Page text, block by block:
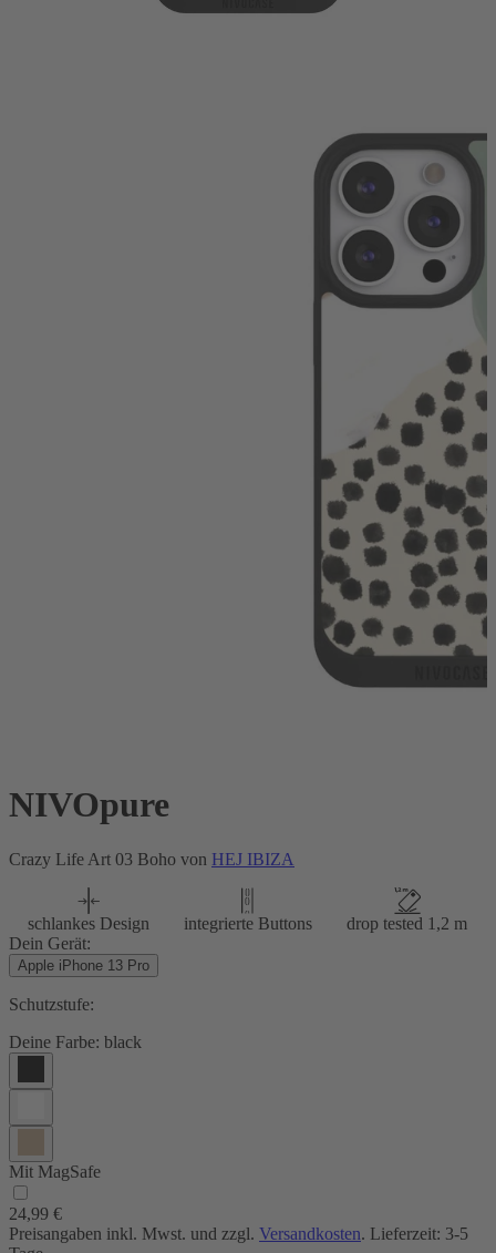
NIVOpure
Crazy Life Art 03 Boho von HEJ IBIZA
schlankes Design integrierte Buttons
drop tested 1,2 m
Dein Gerät:
Apple iPhone 13 Pro
Schutzstufe:
Deine Farbe: black
Mit MagSafe
24,99 €
Preisangaben inkl. Mwst. und zzgl. Versandkosten. Lieferzeit: 3-5